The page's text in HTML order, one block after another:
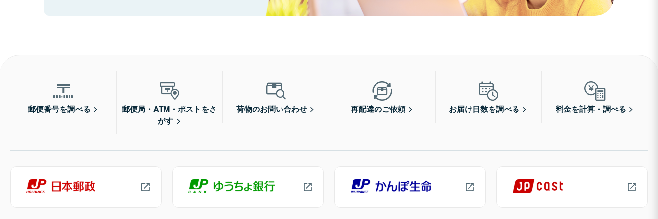
郵便番号を調べる
郵便局・ATM・ポストをさ
がす
荷物のお問い合わせ 再配達のご依頼 お届け日数を調べる 料金を計算・調べる